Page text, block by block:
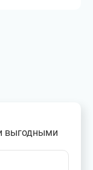
выгодными